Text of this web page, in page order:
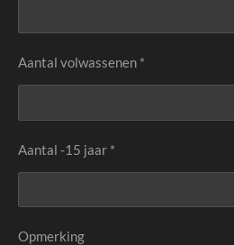
Aantal volwassenen *
Aantal -15 jaar *
Opmerking